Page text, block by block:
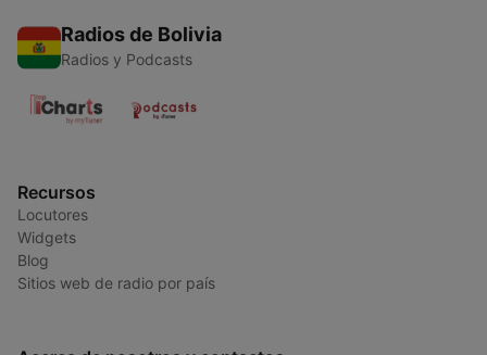
Radios de Bolivia
Radios y Podcasts
Recursos
Locutores
Widgets
Blog
Sitios web de radio por país